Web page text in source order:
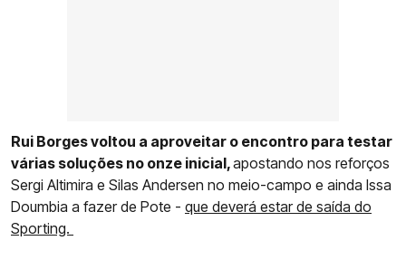
Rui Borges voltou a aproveitar o encontro para testar
várias soluções no onze inicial,apostando nos reforços
Sergi Altimira e Silas Andersen no meio-campo e ainda Issa
Doumbia a fazer de Pote - que deverá estar de saída do
Sporting.